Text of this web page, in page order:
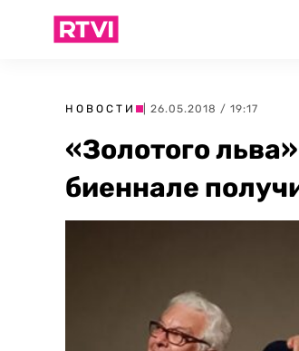
НОВОСТИ | 26.05.2018 / 19:17
«Золотого
биеннале